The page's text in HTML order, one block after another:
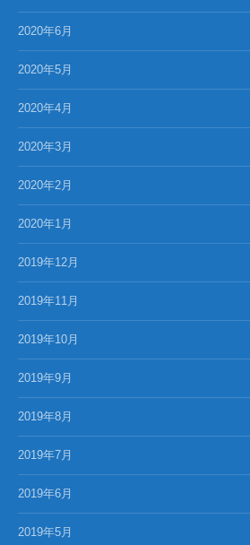
2020年6月
2020年5月
2020年4月
2020年3月
2020年2月
2020年1月
2019年12月
2019年11月
2019年10月
2019年9月
2019年8月
2019年7月
2019年6月
2019年5月